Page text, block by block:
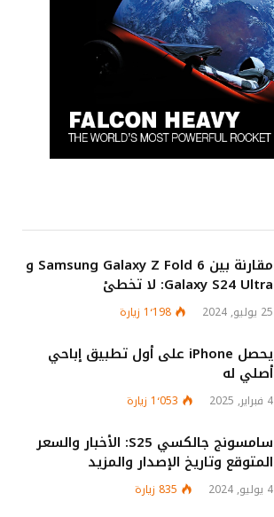
مقارنة بين Samsung Galaxy Z Fold 6 و
Galaxy S24 Ultra: لا تخطئ
25 يوليو, 2024 1٬198 زيارة
يحصل iPhone على أول تطبيق إباحي
أصلي له
4 فبراير, 2025 1٬053 زيارة
سامسونج جالكسي S25: الأخبار والسعر
المتوقع وتاريخ الإصدار والمزيد
4 يوليو, 2024 835 زيارة